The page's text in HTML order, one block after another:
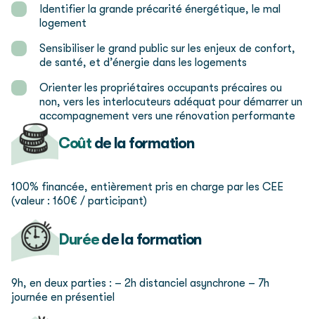
Identifier la grande précarité énergétique, le mal
logement
Sensibiliser le grand public sur les enjeux de confort,
de santé, et d’énergie dans les logements
Orienter les propriétaires occupants précaires ou
non, vers les interlocuteurs adéquat pour démarrer un
accompagnement vers une rénovation performante
Coûtde la formation
100% financée, entièrement pris en charge par les CEE
(valeur : 160€ / participant)
Duréede la formation
9h, en deux parties : – 2h distanciel asynchrone – 7h
journée en présentiel